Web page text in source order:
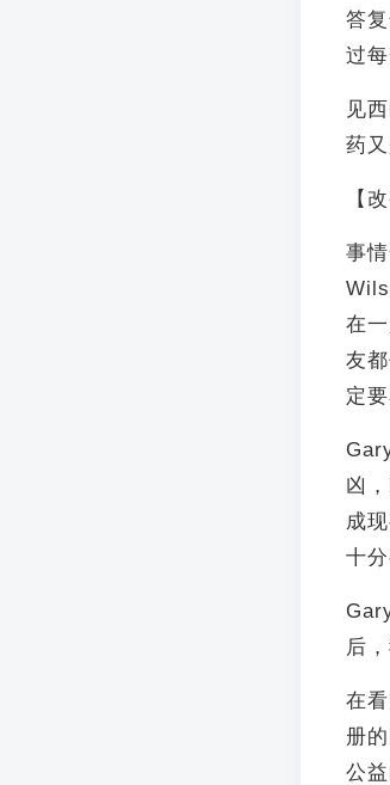
答
过
见
药
【
事
在
友
定要
凶
成
十
后
在
册
公